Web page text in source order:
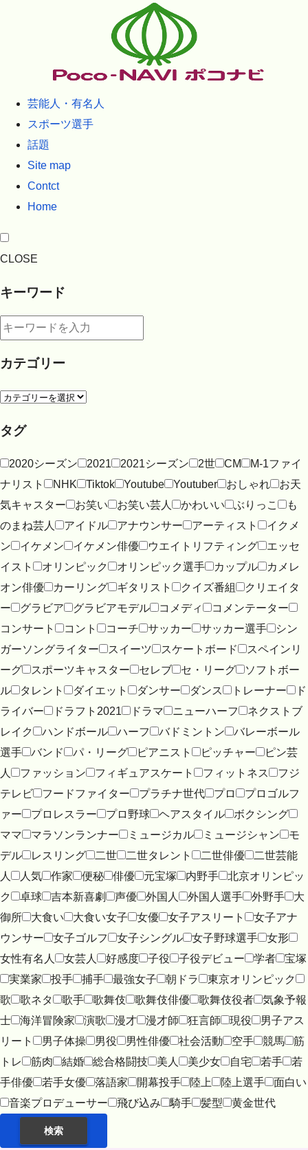
芸能人・有名人
スポーツ選手
話題
Site map
Contct
Home
CLOSE
キーワード
カテゴリー
タグ
2020シーズン 2021 2021シーズン 2世 CM
M-1ファイ
ナリスト
NHK Tiktok Youtube Youtuber おしゃれ
お天
気キャスター
お笑い お笑い芸人 かわいい ぶりっこ
も
のまね芸人
アイドル アナウンサー アーティスト
イクメ
ン
イケメン イケメン俳優 ウエイトリフティング
エッセ
イスト
オリンピック オリンピック選手 カップル
カメレ
オン俳優
カーリング ギタリスト クイズ番組
クリエイタ
ー
グラビア グラビアモデル コメディ
コメンテーター
コンサート
コント コーチ サッカー サッカー選手
シン
ガーソングライター
スイーツ スケートボード
スペインリ
ーグ
スポーツキャスター セレブ セ・リーグ
ソフトボー
ル
タレント ダイエット ダンサー ダンス トレーナー
ド
ライバー
ドラフト2021 ドラマ ニューハーフ
ネクストブ
レイク
ハンドボール ハーフ バドミントン
バレーボール
選手
バンド パ・リーグ ピアニスト ピッチャー
ピン芸
人
ファッション フィギュアスケート フィットネス
フジ
テレビ
フードファイター プラチナ世代 プロ
プロゴルフ
ァー
プロレスラー プロ野球 ヘアスタイル
ボクシング
ママ
マラソンランナー ミュージカル ミュージシャン
モ
デル
レスリング 二世 二世タレント 二世俳優
二世芸能
人
人気 作家 便秘 俳優 元宝塚 内野手
北京オリンピッ
ク
卓球 吉本新喜劇 声優 外国人 外国人選手 外野手
大
御所
大食い 大食い女子 女優 女子アスリート
女子アナ
ウンサー
女子ゴルフ 女子シングル 女子野球選手
女形
女性有名人
女芸人 好感度 子役 子役デビュー 学者
宝塚
実業家
投手 捕手 最強女子 朝ドラ
東京オリンピック
歌
歌ネタ 歌手 歌舞伎 歌舞伎俳優 歌舞伎役者
気象予報
士
海洋冒険家 演歌 漫才 漫才師 狂言師 現役
男子アス
リート
男子体操 男役 男性俳優 社会活動 空手 競馬
筋
トレ
筋肉 結婚 総合格闘技 美人 美少女 自宅 若手
若
手俳優
若手女優 落語家 開幕投手 陸上 陸上選手
面白い
音楽プロデューサー
飛び込み 騎手 髪型 黄金世代
検索